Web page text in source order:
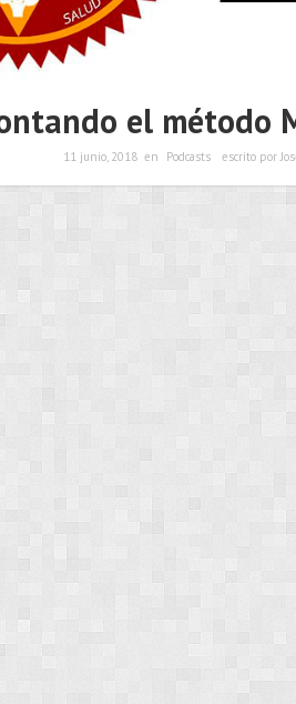
el método
11 junio, 2018 en Podcasts escrito por